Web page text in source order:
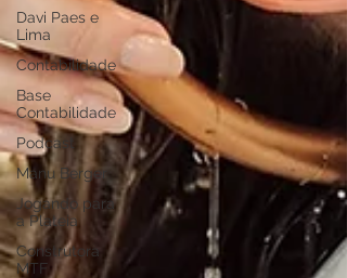
Davi Paes e
Lima
Contabilidade
Base
Contabilidade
Podcast
Manu Berger
Jogando para
a Plateia
Construtora
MTF